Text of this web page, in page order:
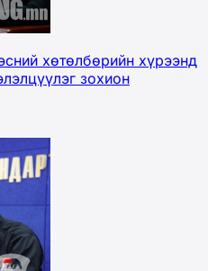
хөтөлбөрийн хүрээнд
зохион